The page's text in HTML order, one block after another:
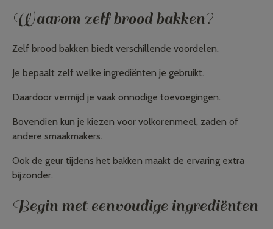
Waarom zelf brood bakken?
Zelf brood bakken biedt verschillende voordelen.
Je bepaalt zelf welke ingrediënten je gebruikt.
Daardoor vermijd je vaak onnodige toevoegingen.
Bovendien kun je kiezen voor volkorenmeel, zaden of
andere smaakmakers.
Ook de geur tijdens het bakken maakt de ervaring extra
bijzonder.
Begin met eenvoudige ingrediënten